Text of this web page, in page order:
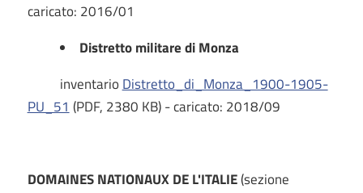
caricato: 2016/01
Distretto militare di Monza
inventario Distretto_di_Monza_1900-1905-
PU_51 (PDF, 2380 KB) - caricato: 2018/09
DOMAINES NATIONAUX DE L'ITALIE(sezione